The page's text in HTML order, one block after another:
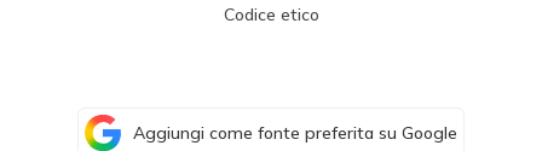
Codice etico
Aggiungi come fonte preferita su Google